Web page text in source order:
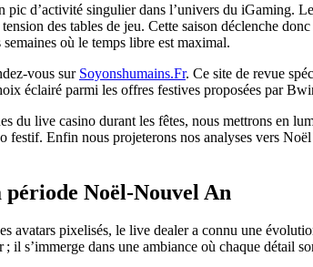
d’activité singulier dans l’univers du iGaming.
des tables de jeu. Cette saison déclenche
où le temps libre est maximal.
sur Soyonshumains.Fr. Ce site de revue
éclairé parmi les offres festives proposées par
du live casino durant les fêtes, nous mettrons en
Enfin nous projeterons nos analyses vers
Noël‑Nouvel An
avatars pixelisés, le live dealer a connu une
s’immerge dans une ambiance où chaque détail